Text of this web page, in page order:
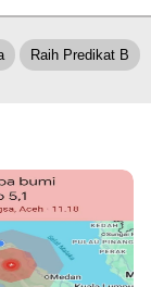
Raih Predikat B